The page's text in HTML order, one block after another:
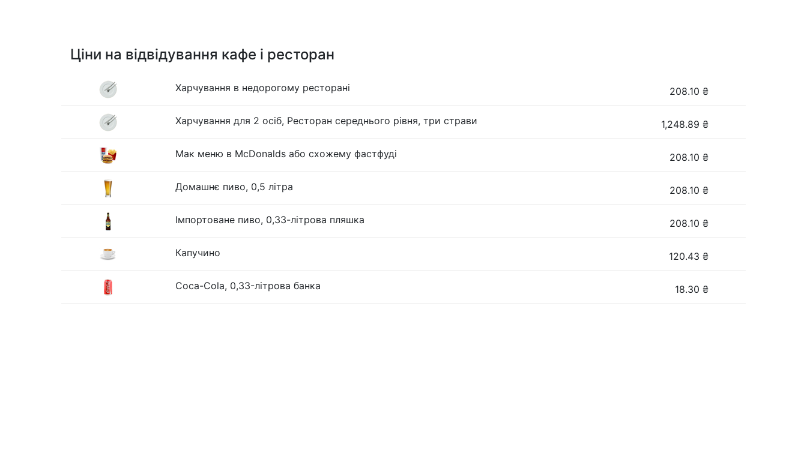
Ціни на відвідування кафе і ресторан
Харчування в недорогому ресторані 208.10 ₴
Харчування для 2 осіб, Ресторан середнього рівня, три страви 1,248.89 ₴
Мак меню в McDonalds або схожему фастфуді 208.10 ₴
Домашнє пиво, 0,5 літра 208.10 ₴
Імпортоване пиво, 0,33-літрова пляшка 208.10 ₴
Капучино 120.43 ₴
Coca-Cola, 0,33-літрова банка 18.30 ₴